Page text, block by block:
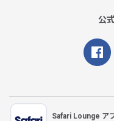
公
Safari Lounge ア